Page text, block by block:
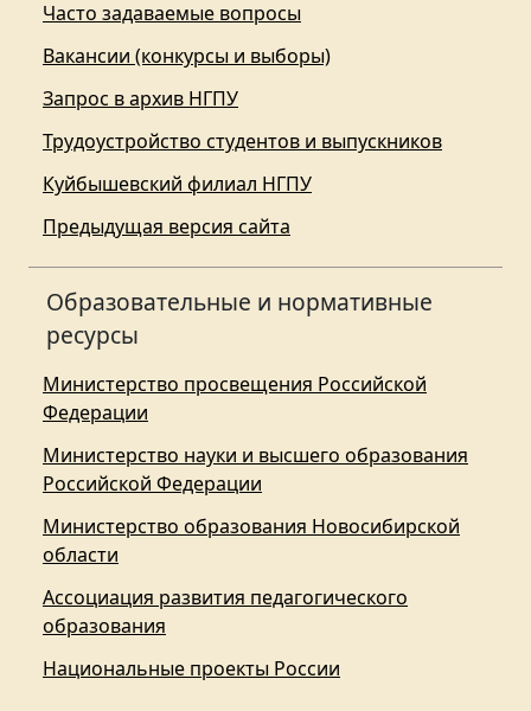
Часто задаваемые вопросы
Вакансии (конкурсы и выборы)
Запрос в архив НГПУ
Трудоустройство студентов и выпускников
Куйбышевский филиал НГПУ
Предыдущая версия сайта
Образовательные и нормативные
ресурсы
Министерство просвещения Российской
Федерации
Министерство науки и высшего образования
Российской Федерации
Министерство образования Новосибирской
области
Ассоциация развития педагогического
образования
Национальные проекты России